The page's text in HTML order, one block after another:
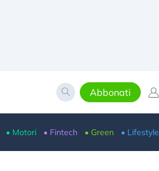
Abbonati
• Motori • Fintech • Green • Lifestyle